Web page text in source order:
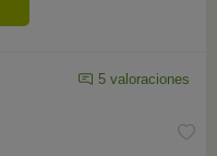
5 valoraciones